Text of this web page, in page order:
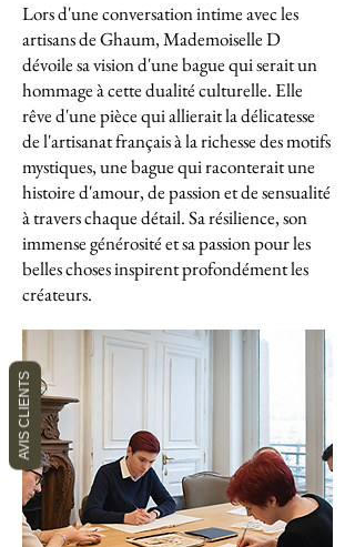
Lors d'une conversation intime avec les
artisans de Ghaum, Mademoiselle D
dévoile sa vision d'une bague qui serait un
hommage à cette dualité culturelle. Elle
rêve d'une pièce qui allierait la délicatesse
de l'artisanat français à la richesse des motifs
mystiques, une bague qui raconterait une
histoire d'amour, de passion et de sensualité
à travers chaque détail. Sa résilience, son
immense générosité et sa passion pour les
belles choses inspirent profondément les
créateurs.
AVIS CLIENTS